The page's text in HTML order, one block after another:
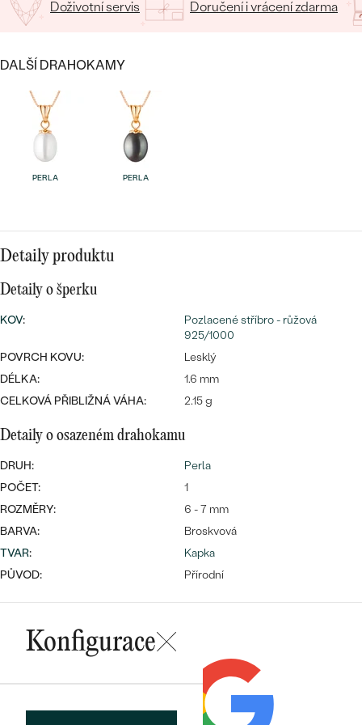
Nejprodávanější
snubní prsteny
PROHLÉDNOUT
DRAHOKAM
DLE MATERIÁLU
ZLATO
PLATINA
STŘÍBRO
Wave kolekce
S DRAHOKAMY
S LAB-GROWN DIAMANTY
S PERLAMI
DLE STYLU
SYMBOLICKÉ
PODLE PŘÍLEŽITOSTI
PODLE BARVY
PODLE TVARU KAMENE
NA MÍRU
DIAMANTY
Nejprodávanější
náušnice
PROHLÉDNOUT
CENOVĚ DOSTUPNÉ
LUXUSNÍ
Personalizované
OBJEVIT
CENOVĚ DOSTUPNÉ
Nejprodávanější
prsteny
PROHLÉDNOUT
Doživotní servis Doručení i vrácení zdarma
DALŠÍ DRAHOKAMY
PERLA PERLA
Detaily produktu
Detaily o šperku
KOV:
Pozlacené stříbro - růžová
925/1000
POVRCH KOVU:
Lesklý
DÉLKA:
1.6 mm
CELKOVÁ PŘIBLIŽNÁ VÁHA:
2.15 g
Detaily o osazeném drahokamu
DRUH:
Perla
POČET:
1
ROZMĚRY:
6 - 7 mm
BARVA:
Broskvová
TVAR:
Kapka
PŮVOD:
Přírodní
Konfigurace